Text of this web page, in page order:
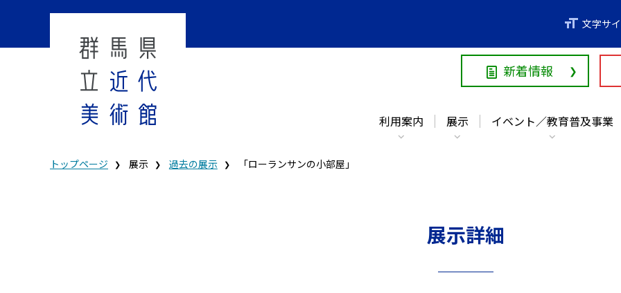
イベント／教育普及事業
文字サ
新着情報
利用案内 展示 イベント／教育普及事業
トップページ 展示 過去の展示 「ローランサンの小部屋」
展示詳細